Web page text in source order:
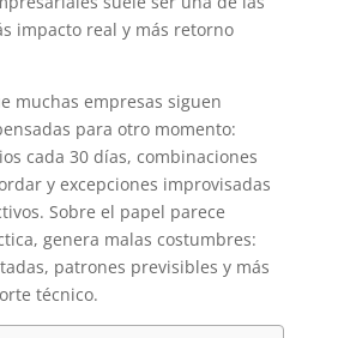
impacto real y más retorno
muchas empresas siguen
para otro momento:
cada 30 días, combinaciones
y excepciones improvisadas
Sobre el papel parece
genera malas costumbres:
patrones previsibles y más
técnico.